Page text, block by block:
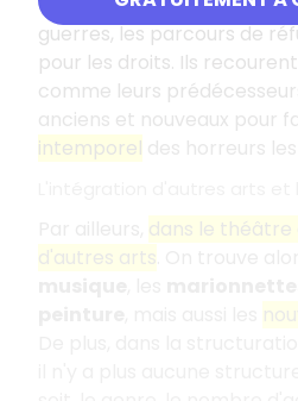
guerres, les parcours de
pour les droits. Ils
comme leurs
anciens et nouveaux pour
intemporel des horreurs
dans le